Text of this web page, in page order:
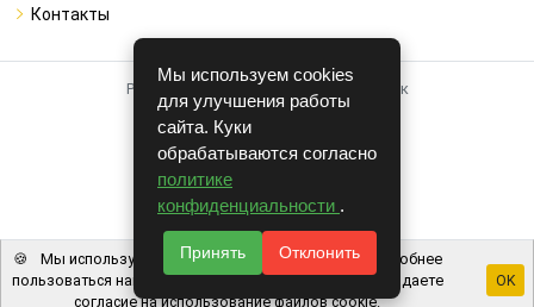
Контакты
Работает на системе для авторазборок
CARRO.БИЗНЕС
Полная версия
© COPYRIGHT 2026 г.
v1.1.24
Мы используем cookies
для улучшения работы
сайта. Куки
обрабатываются согласно
политике
конфиденциальности .
Принять Отклонить
🍪
Мы используем файлы cookie, чтобы вам было удобнее
пользоваться нашим сайтом. Используя наш сайт, вы даете
согласие на использование файлов cookie.
OK